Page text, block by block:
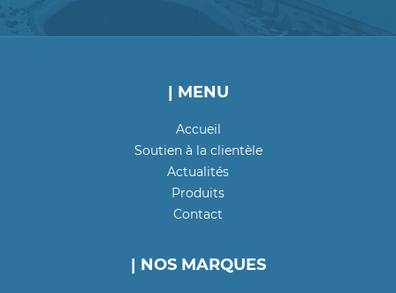
| MENU
Accueil
Soutien à la clientèle
Actualités
Produits
Contact
| NOS MARQUES